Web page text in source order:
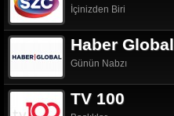
İçinizden Biri
Haber Global
Günün Nabzı
TV 100